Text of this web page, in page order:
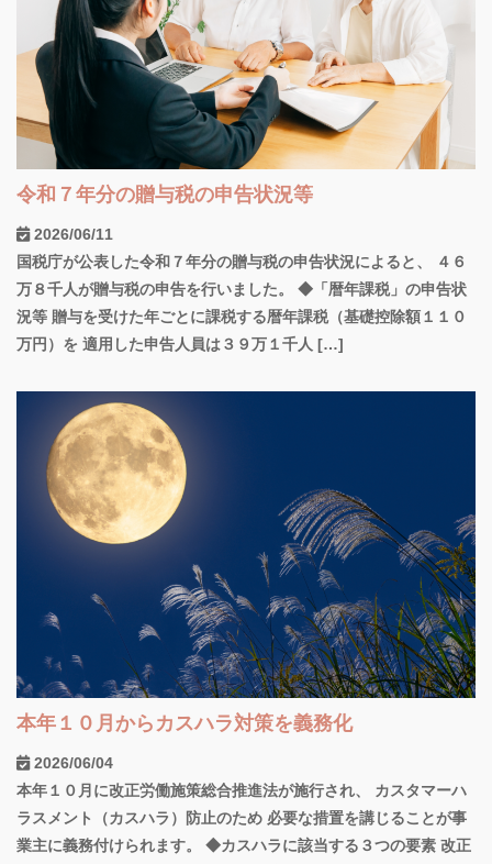
令和７年分の贈与税の申告状況等
2026/06/11
国税庁が公表した令和７年分の贈与税の申告状況によると、 ４６
万８千人が贈与税の申告を行いました。 ◆「暦年課税」の申告状
況等 贈与を受けた年ごとに課税する暦年課税（基礎控除額１１０
万円）を 適用した申告人員は３９万１千人 […]
本年１０月からカスハラ対策を義務化
2026/06/04
本年１０月に改正労働施策総合推進法が施行され、 カスタマーハ
ラスメント（カスハラ）防止のため 必要な措置を講じることが事
業主に義務付けられます。 ◆カスハラに該当する３つの要素 改正